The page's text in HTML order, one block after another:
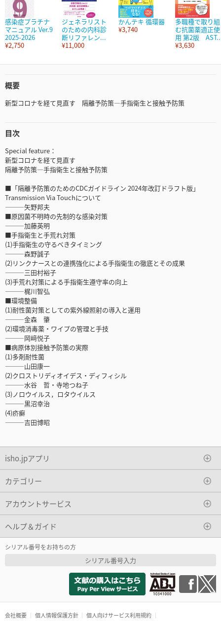
感染症プラチナ
マニュアル Ver.9
2025-2026
¥2,750
ジェネラリスト
のための内科診
断リファレン...
¥11,000
かんテキ 循環器
¥3,740
多職種で取り組
む抗菌薬適正使
用 第2版
¥3,630
概要
新型コロナを経て見直す 隔離予防策―手指衛生と接触予防策
目次
Special feature：
新型コロナを経て見直す
隔離予防策―手指衛生と接触予防策
■「隔離予防策のためのCDCガイドライン 2024年改訂ドラフト版」
Transmission Via Touchについて
―――矢野邦夫
■原因菌不明時の先制的な感染対策
―――加藤英明
■手指衛生と手荒れ対策
(1)手指衛生の守るべきタイミング
―――森野誠子
(2)リンクナースとの連携強化による手指衛生の徹底とその成果
―――三田村裕子
(3)手荒れ対策による手指衛生遵守率の向上
―――梶川智弘
■環境整備
(1)耐性菌対策としての紫外線照射の導入と運用
―――金森 肇
(2)環境消毒薬・ワイプの管理と手技
―――岡﨑悦子
■病原体別接触予防策の実際
(1)多剤耐性菌
―――山田康一
(2)クロストリディオイデス・ディフィシル
―――水谷 哲・寺地つね子
(3)ノロウイルス，ロタウイルス
―――黒沼幸治
(4)疥癬
―――吉田博昭
isho.jpアプリ
カテゴリー
アカウントサービス
ヘルプ＆ガイド
シリアル番号をお持ちの方
シリアル番号入力
会社概要 個人情報保護方針 個人向けサービス利用規約